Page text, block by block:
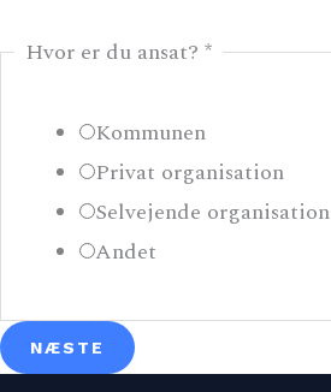
Hvor er du ansat?*
Kommunen
Privat organisation
Selvejende organisation
Andet
NÆSTE